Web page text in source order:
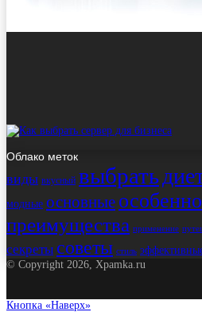
Облако меток
виды вкусный выбрать
модные основные
преимущества применение
секреты советы стиль
© Copyright 2026, Xpamka.ru
Кнопка «Наверх»